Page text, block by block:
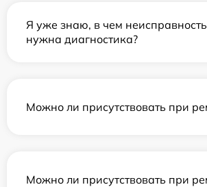
Я уже знаю, в чем
нужна диагностика?
Можно ли присутствовать при
Можно ли присутствовать при